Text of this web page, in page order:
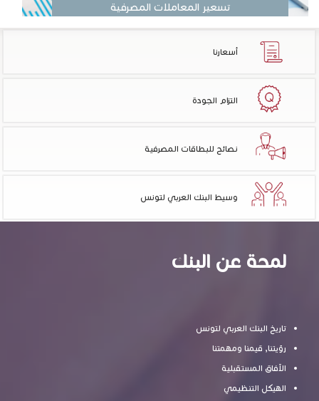
تسعير المعاملات المصرفية
أسعارنا
التزام الجودة
نصائح للبطاقات المصرفية
وسيط البنك العربي لتونس
لمحة عن البنك
تاريخ البنك العربي لتونس
رؤيتنا, قيمنا ومهمتنا
الآفاق المستقبلية
الهيكل التنظيمي